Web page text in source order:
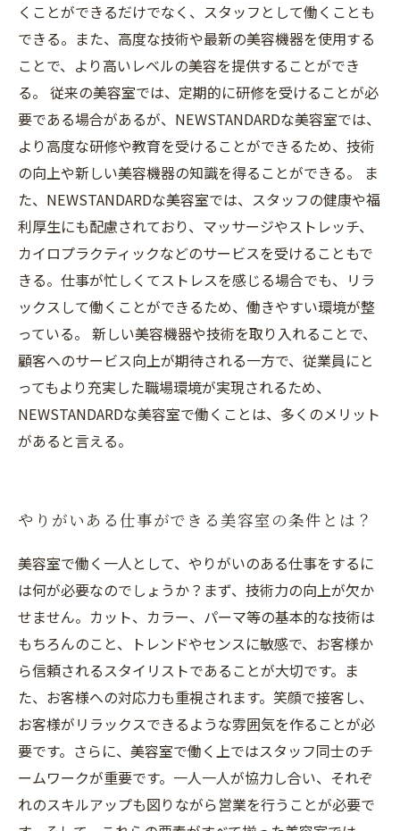
くことができるだけでなく、スタッフとして働くことも
できる。また、高度な技術や最新の美容機器を使用する
ことで、より高いレベルの美容を提供することができ
る。 従来の美容室では、定期的に研修を受けることが必
要である場合があるが、NEWSTANDARDな美容室では、
より高度な研修や教育を受けることができるため、技術
の向上や新しい美容機器の知識を得ることができる。 ま
た、NEWSTANDARDな美容室では、スタッフの健康や福
利厚生にも配慮されており、マッサージやストレッチ、
カイロプラクティックなどのサービスを受けることもで
きる。仕事が忙しくてストレスを感じる場合でも、リラ
ックスして働くことができるため、働きやすい環境が整
っている。 新しい美容機器や技術を取り入れることで、
顧客へのサービス向上が期待される一方で、従業員にと
ってもより充実した職場環境が実現されるため、
NEWSTANDARDな美容室で働くことは、多くのメリット
があると言える。
やりがいある仕事ができる美容室の条件とは？
美容室で働く一人として、やりがいのある仕事をするに
は何が必要なのでしょうか？まず、技術力の向上が欠か
せません。カット、カラー、パーマ等の基本的な技術は
もちろんのこと、トレンドやセンスに敏感で、お客様か
ら信頼されるスタイリストであることが大切です。ま
た、お客様への対応力も重視されます。笑顔で接客し、
お客様がリラックスできるような雰囲気を作ることが必
要です。さらに、美容室で働く上ではスタッフ同士のチ
ームワークが重要です。一人一人が協力し合い、それぞ
れのスキルアップも図りながら営業を行うことが必要で